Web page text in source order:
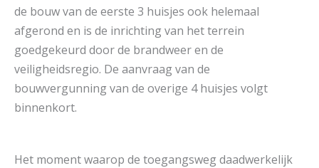
de bouw van de eerste 3 huisjes ook helemaal
afgerond en is de inrichting van het terrein
goedgekeurd door de brandweer en de
veiligheidsregio. De aanvraag van de
bouwvergunning van de overige 4 huisjes volgt
binnenkort.
Het moment waarop de toegangsweg daadwerkelijk